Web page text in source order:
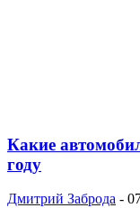
Какие
году
Дмитрий Заброда -